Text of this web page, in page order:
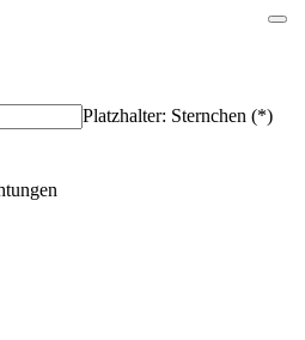
Platzhalter: Sternchen (*)